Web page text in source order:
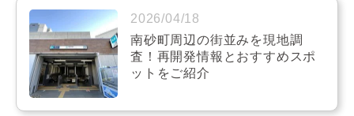
2026/04/18
南砂町周辺の街並みを現地調
査！再開発情報とおすすめスポ
ットをご紹介